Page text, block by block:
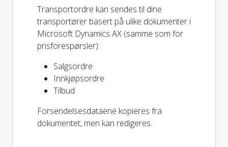
Transportordre kan sendes til dine
transportører basert på ulike dokumenter i
Microsoft Dynamics AX (samme som for
prisforespørsler):
Salgsordre
Innkjøpsordre
Tilbud
Forsendelsesdataene kopieres fra
dokumentet, men kan redigeres.